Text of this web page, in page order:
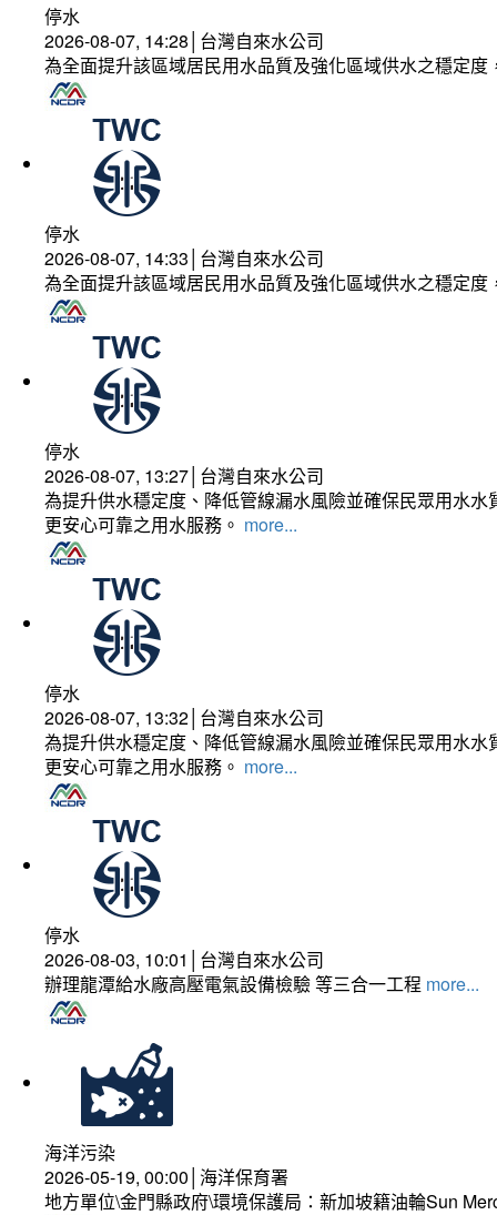
停水
2026-08-07, 14:28│台灣自來水公司
為全面提升該區域居民用水品質及強化區域供水之穩定
停水
2026-08-07, 14:33│台灣自來水公司
為全面提升該區域居民用水品質及強化區域供水之穩定
停水
2026-08-07, 13:27│台灣自來水公司
為提升供水穩定度、降低管線漏水風險並確保民眾用水
更安心可靠之用水服務。 more...
停水
2026-08-07, 13:32│台灣自來水公司
為提升供水穩定度、降低管線漏水風險並確保民眾用水
更安心可靠之用水服務。 more...
停水
2026-08-03, 10:01│台灣自來水公司
辦理龍潭給水廠高壓電氣設備檢驗 等三合一工程 more...
海洋污染
2026-05-19, 00:00│海洋保育署
地方單位\金門縣政府\環境保護局：新加坡籍油輪Sun